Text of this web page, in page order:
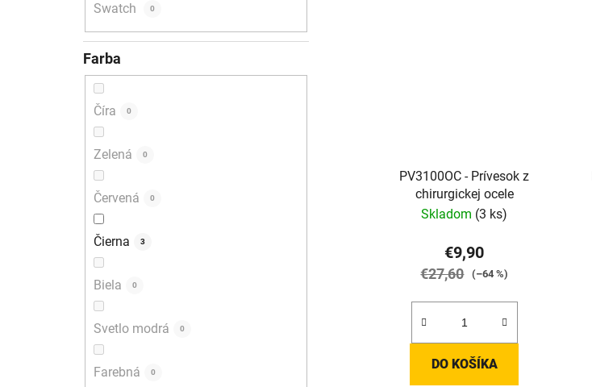
Swatch 0
Farba
Číra 0
Zelená 0
Červená 0
Čierna 3
Biela 0
Svetlo modrá 0
Farebná 0
PV3100OC - Prívesok z
chirurgickej ocele
Skladom (3 ks)
€9,90
€27,60 (–64 %)
DO KOŠÍKA